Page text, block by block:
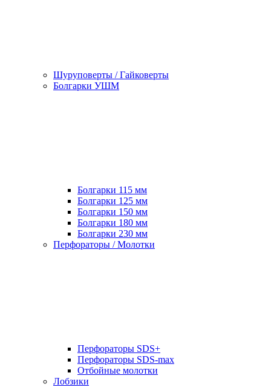
Шуруповерты / Гайковерты
Болгарки УШМ
Болгарки 115 мм
Болгарки 125 мм
Болгарки 150 мм
Болгарки 180 мм
Болгарки 230 мм
Перфораторы / Молотки
Перфораторы SDS+
Перфораторы SDS-max
Отбойные молотки
Лобзики